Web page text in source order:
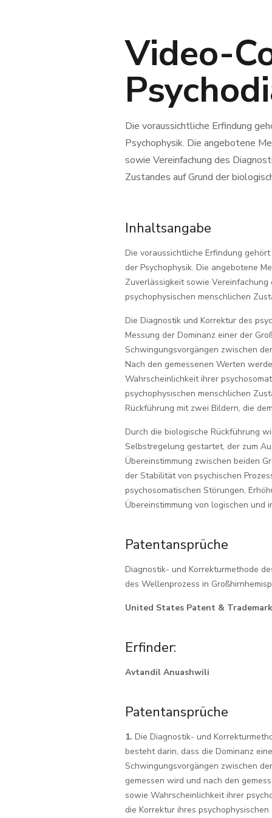
Video-
Die voraussichtliche Erfindung
Psychophysik. Die angebotene
sowie Vereinfachung des
Zustandes auf Grund der
Inhaltsangabe
Die voraussichtliche Erfindung
der Psychophysik. Die angebotene
Zuverlässigkeit sowie
psychophysischen menschlichen
Die Diagnostik und Korrektur des
Messung der Dominanz einer der
Schwingungsvorgängen zwischen
Nach den gemessenen Werten
Wahrscheinlichkeit ihrer
psychophysischen menschlichen
Rückführung mit zwei Bildern, die
Durch die biologische Rückführung
Selbstregelung gestartet, der zum
Übereinstimmung zwischen beiden
der Stabilität von psychischen
psychosomatischen Störungen,
Übereinstimmung von logischen und
Patentansprüche
Diagnostik- und Korrekturmethode
des Wellenprozess in
United States Patent &
Erfinder:
Avtandil Anuashwili
Patentansprüche
1.Die Diagnostik- und
besteht darin, dass die Dominanz
Schwingungsvorgängen zwischen
gemessen wird und nach den
sowie Wahrscheinlichkeit ihrer
die Korrektur ihres